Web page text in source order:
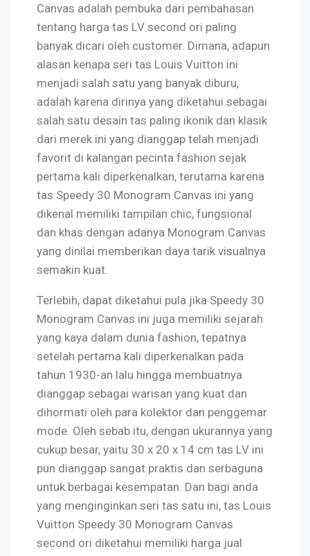
Canvas adalah pembuka dari pembahasan
tentang harga tas LV second ori paling
banyak dicari oleh customer. Dimana, adapun
alasan kenapa seri tas Louis Vuitton ini
menjadi salah satu yang banyak diburu,
adalah karena dirinya yang diketahui sebagai
salah satu desain tas paling ikonik dan klasik
dari merek ini yang dianggap telah menjadi
favorit di kalangan pecinta fashion sejak
pertama kali diperkenalkan, terutama karena
tas Speedy 30 Monogram Canvas ini yang
dikenal memiliki tampilan chic, fungsional
dan khas dengan adanya Monogram Canvas
yang dinilai memberikan daya tarik visualnya
semakin kuat.
Terlebih, dapat diketahui pula jika Speedy 30
Monogram Canvas ini juga memiliki sejarah
yang kaya dalam dunia fashion, tepatnya
setelah pertama kali diperkenalkan pada
tahun 1930-an lalu hingga membuatnya
dianggap sebagai warisan yang kuat dan
dihormati oleh para kolektor dan penggemar
mode. Oleh sebab itu, dengan ukurannya yang
cukup besar, yaitu 30 x 20 x 14 cm tas LV ini
pun dianggap sangat praktis dan serbaguna
untuk berbagai kesempatan. Dan bagi anda
yang menginginkan seri tas satu ini, tas Louis
Vuitton Speedy 30 Monogram Canvas
second ori diketahui memiliki harga jual